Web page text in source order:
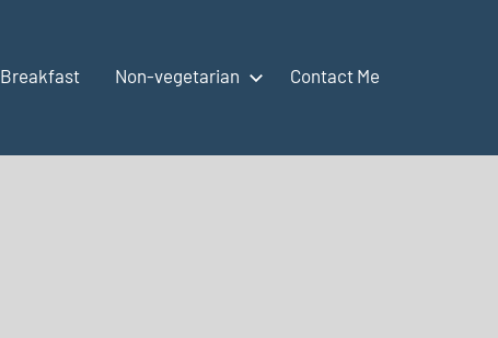
Breakfast Non-vegetarian Contact Me